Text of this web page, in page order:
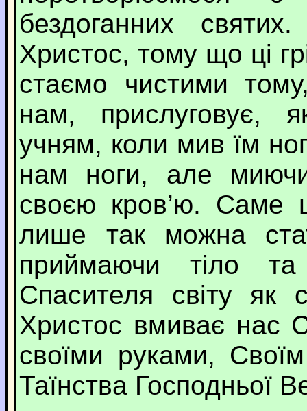
бездоганних
Христос, тому що ці
стаємо чистими
нам, прислуговує,
учням, коли мив їм
нам ноги, але
своєю кров’ю. Саме
лише так можна
приймаючи тіло
Спасителя світу як
Христос вмиває нас
своїми руками,
Таїнства Господньої